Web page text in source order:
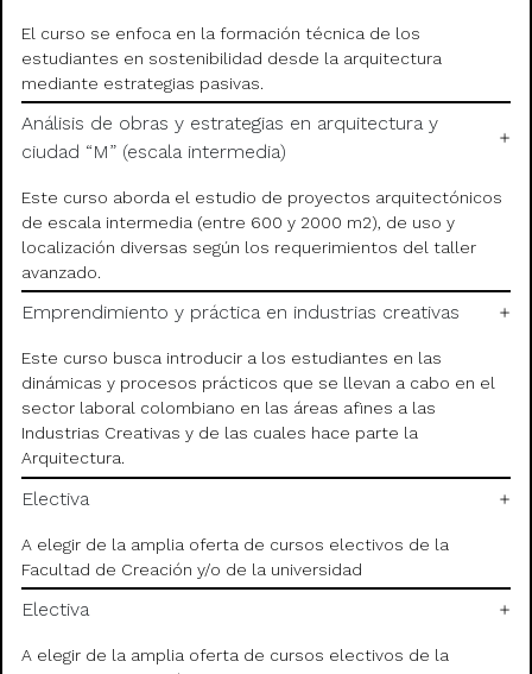
El curso se enfoca en la formación técnica de los
estudiantes en sostenibilidad desde la arquitectura
mediante estrategias pasivas.
Análisis de obras y estrategias en arquitectura y
ciudad “M” (escala intermedia)
Este curso aborda el estudio de proyectos arquitectónicos
de escala intermedia (entre 600 y 2000 m2), de uso y
localización diversas según los requerimientos del taller
avanzado.
Emprendimiento y práctica en industrias creativas
Este curso busca introducir a los estudiantes en las
dinámicas y procesos prácticos que se llevan a cabo en el
sector laboral colombiano en las áreas afines a las
Industrias Creativas y de las cuales hace parte la
Arquitectura.
Electiva
A elegir de la amplia oferta de cursos electivos de la
Facultad de Creación y/o de la universidad
Electiva
A elegir de la amplia oferta de cursos electivos de la